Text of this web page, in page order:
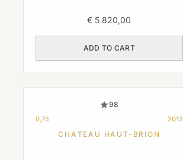
€ 5 820,00
ADD TO CART
98
0,75 2012
CHATEAU HAUT-BRION